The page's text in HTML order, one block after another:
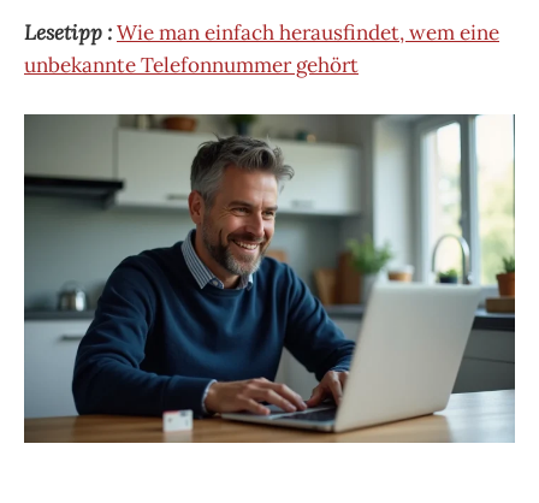
Lesetipp :Wie man einfach herausfindet, wem eine
unbekannte Telefonnummer gehört